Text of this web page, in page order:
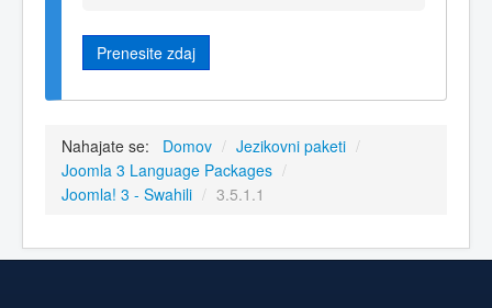
Prenesite zdaj
Nahajate se: Domov / Jezikovni paketi /
Joomla 3 Language Packages /
Joomla! 3 - Swahili / 3.5.1.1